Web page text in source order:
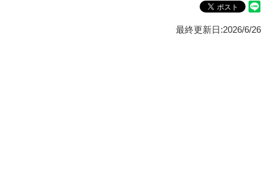
最終更新日:2026/6/26